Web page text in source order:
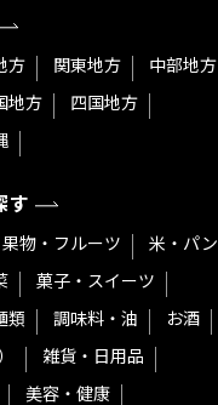
方 関東地方
中部地方
地方
四国地方
す
果物・フルーツ
米・パン
菓子・スイーツ
類 調味料・油
お酒
雑貨・日用品
美容・健康